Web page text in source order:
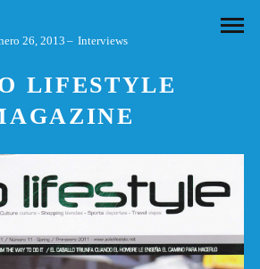
26, 2013 Interviews
LIFESTYLE